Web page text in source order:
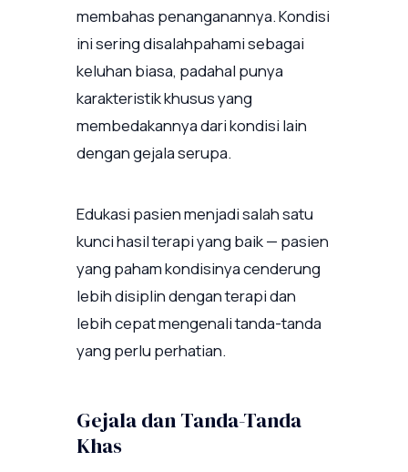
membahas penanganannya. Kondisi
ini sering disalahpahami sebagai
keluhan biasa, padahal punya
karakteristik khusus yang
membedakannya dari kondisi lain
dengan gejala serupa.
Edukasi pasien menjadi salah satu
kunci hasil terapi yang baik — pasien
yang paham kondisinya cenderung
lebih disiplin dengan terapi dan
lebih cepat mengenali tanda-tanda
yang perlu perhatian.
Gejala dan Tanda-Tanda
Khas